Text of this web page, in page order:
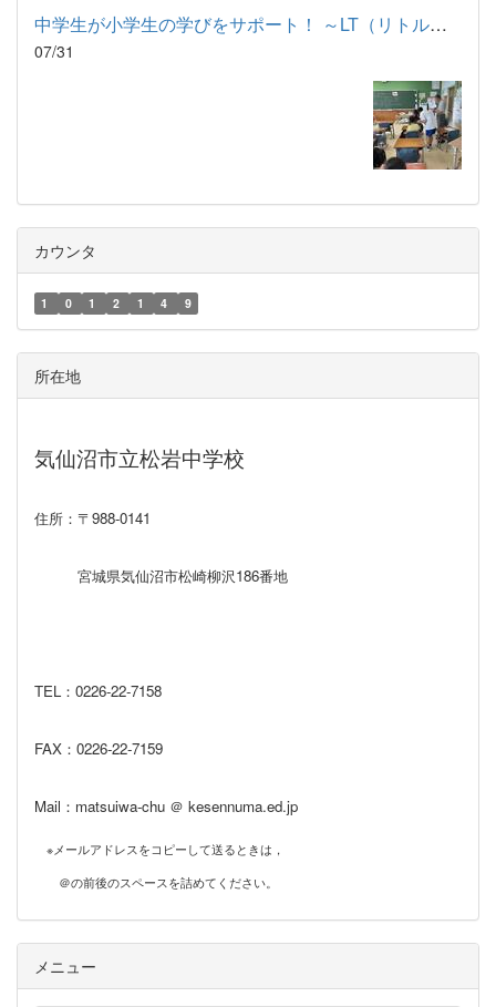
中学生が小学生の学びをサポート！ ～LT（リトルティーチャー）プ...
07/31
カウンタ
1 0 1 2 1 4 9
所在地
気仙沼市立松岩中学校
住所：〒988-0141
宮城県気仙沼市松崎柳沢186番地
TEL：0226‐22‐7158
FAX：0226‐22‐7159
Mail：matsuiwa-chu ＠ kesennuma.ed.jp
※メールアドレスをコピーして送るときは，
＠の前後のスペースを詰めてください。
メニュー